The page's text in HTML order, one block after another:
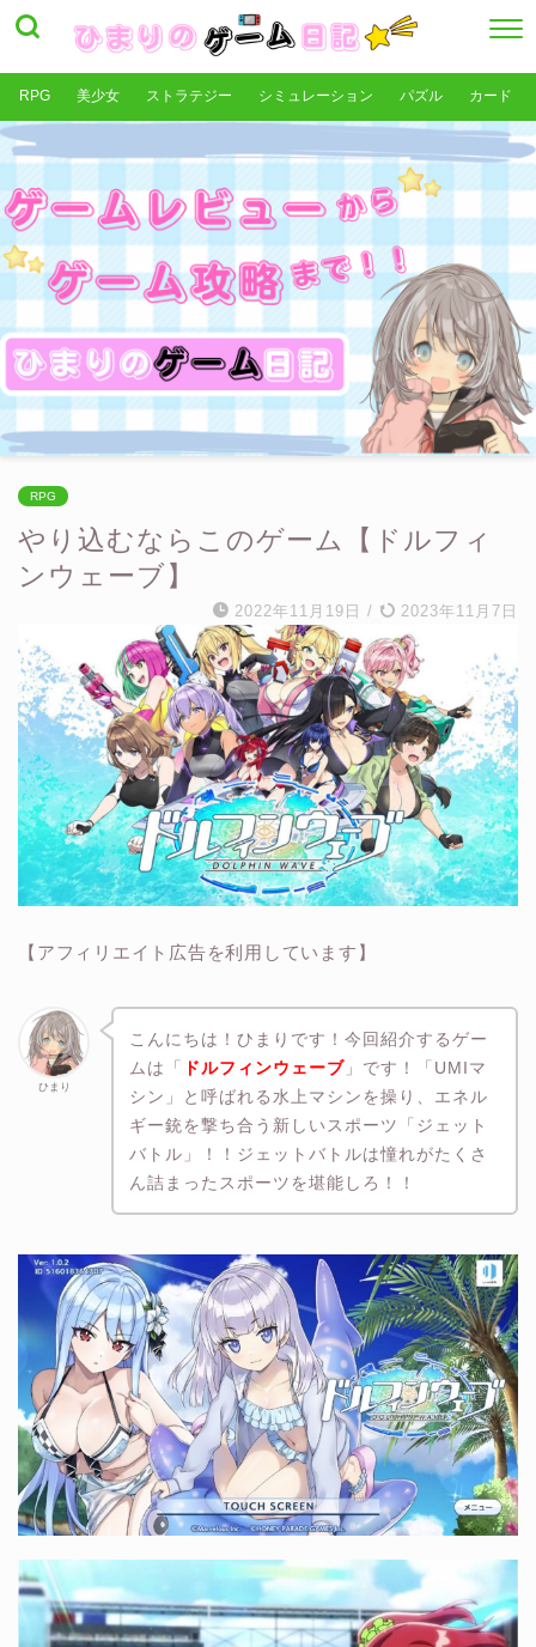
RPG 美少女 ストラテジー シミュレーション パズル カード
RPG
やり込むならこのゲーム【ドルフィ
ンウェーブ】
2022年11月19日 / 2023年11月7日
【アフィリエイト広告を利用しています】
ひまり
こんにちは！ひまりです！今回紹介するゲー
ムは「
ドルフィンウェーブ」です！「UMIマ
シン」と呼ばれる水上マシンを操り、エネル
ギー銃を撃ち合う新しいスポーツ「ジェット
バトル」！！ジェットバトルは憧れがたくさ
ん詰まったスポーツを堪能しろ！！